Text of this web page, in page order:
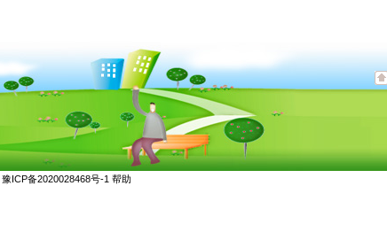
豫ICP备2020028468号-1 帮助